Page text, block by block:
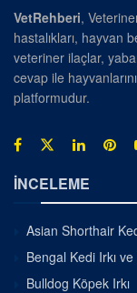
VetRehberi,
hastalıkları, hayvan
veteriner ilaçlar,
cevap ile
platformudur.
İNCELEME
Asian Shorthair
Bengal Kedi Irkı
Bulldog Köpek Irkı